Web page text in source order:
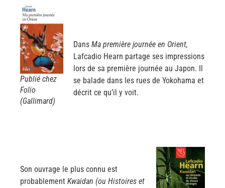
Publié chez
Folio
(Gallimard)
Dans Ma première journée en Orient,
Lafcadio Hearn partage ses impressions
lors de sa première journée au Japon. Il
se balade dans les rues de Yokohama et
décrit ce qu’il y voit.
Son ouvrage le plus connu est
probablement Kwaidan (ou Histoires et